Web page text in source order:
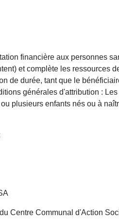
financière aux personnes
et complète les ressources
de durée, tant que le
générales d'attribution : Les
plusieurs enfants nés ou à
Centre Communal d'Action